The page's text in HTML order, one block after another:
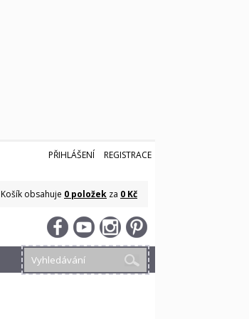
PŘIHLÁŠENÍ REGISTRACE
Košík obsahuje 0 položek za 0 Kč